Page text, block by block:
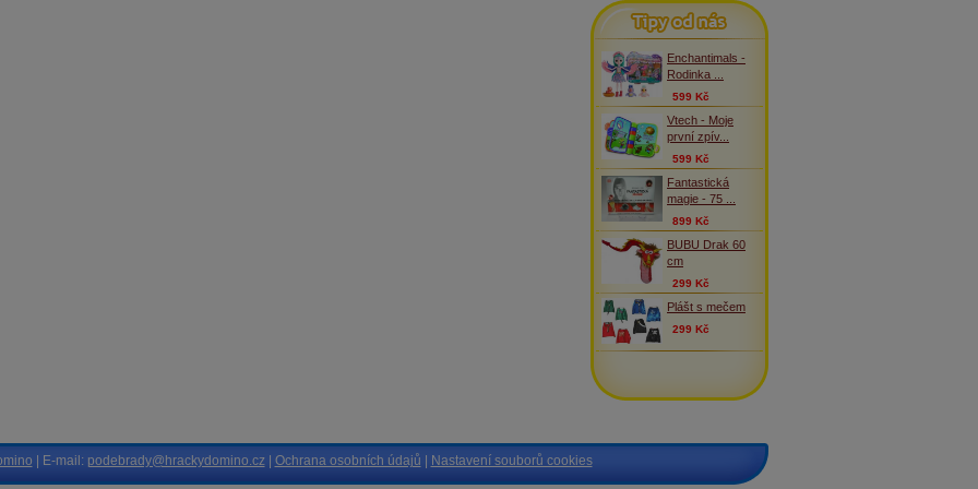
Tipy od nás
Enchantimals -
Rodinka ...
599 Kč
Vtech - Moje
první zpív...
599 Kč
Fantastická
magie - 75 ...
899 Kč
BUBU Drak 60
cm
299 Kč
Plášt s mečem
299 Kč
| E-mail: podebrady@hrackydomino.cz| Ochrana osobních údajů Nastavení souborů cookies